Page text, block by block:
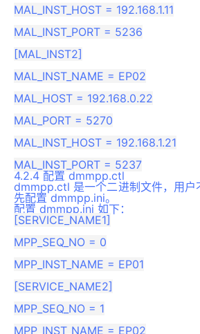
MAL_INST_HOST = 192.168.1.11
MAL_INST_PORT = 5236
[MAL_INST2]
MAL_INST_NAME = EP02
MAL_HOST = 192.168.0.22
MAL_PORT = 5270
MAL_INST_HOST = 192.168.1.21
4.2.4 配置 dmmpp.ctl
dmmpp.ctl 是一个二进制文件，用户
先配置 dmmpp.ini。
配置 dmmpp.ini 如下：
[SERVICE_NAME1]
MPP_SEQ_NO = 0
MPP_INST_NAME = EP01
[SERVICE_NAME2]
MPP_SEQ_NO = 1